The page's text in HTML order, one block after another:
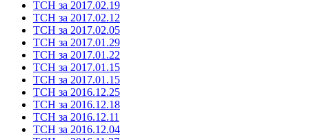
ТСН за 2017.02.19
ТСН за 2017.02.12
ТСН за 2017.02.05
ТСН за 2017.01.29
ТСН за 2017.01.22
ТСН за 2017.01.15
ТСН за 2017.01.15
ТСН за 2016.12.25
ТСН за 2016.12.18
ТСН за 2016.12.11
ТСН за 2016.12.04